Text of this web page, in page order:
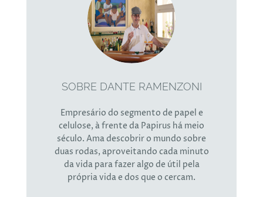
SOBRE DANTE RAMENZONI
Empresário do segmento de papel e
celulose, à frente da Papirus há meio
século. Ama descobrir o mundo sobre
duas rodas, aproveitando cada minuto
da vida para fazer algo de útil pela
própria vida e dos que o cercam.